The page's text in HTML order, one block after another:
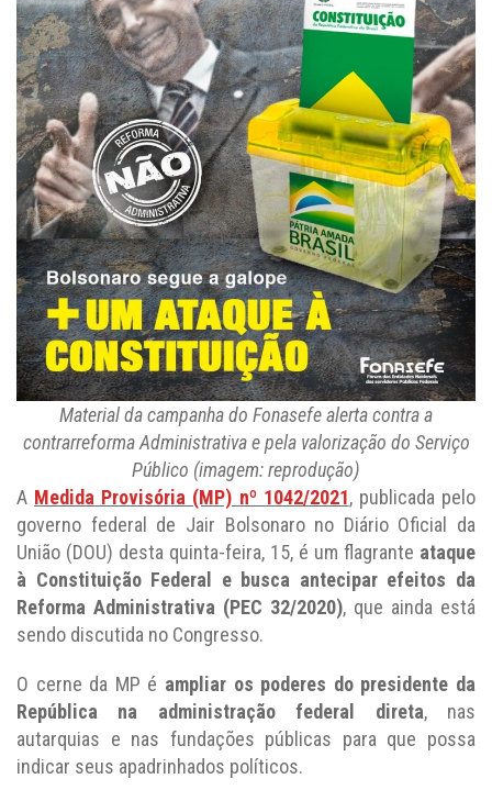
Material da campanha do Fonasefe alerta contra a
contrarreforma Administrativa e pela valorização do Serviço
Público (imagem: reprodução)
A Medida Provisória (MP) nº 1042/2021, publicada pelo
governo federal de Jair Bolsonaro no Diário Oficial da
União (DOU) desta quinta-feira, 15, é um flagrante ataque
à Constituição Federal e busca antecipar efeitos da
Reforma Administrativa (PEC 32/2020), que ainda está
sendo discutida no Congresso.
O cerne da MP é ampliar os poderes do presidente da
República na administração federal direta, nas
autarquias e nas fundações públicas para que possa
indicar seus apadrinhados políticos.